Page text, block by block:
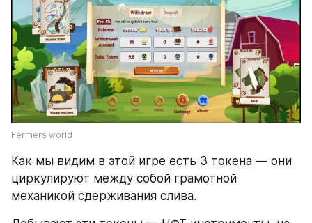
Fermers world
Как мы видим в этой игре есть 3 токена — они
циркулируют между собой грамотной
механикой сдерживания слива.